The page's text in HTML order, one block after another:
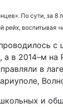
По сути, за 8
рейх, воспитывая
в 2014–м на
в
и